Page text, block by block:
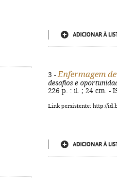
ADICIONAR À
3 - Enfermagem
desafios e
226 p. : il. ; 24 cm. -
Link persistente: http://
ADICIONAR À